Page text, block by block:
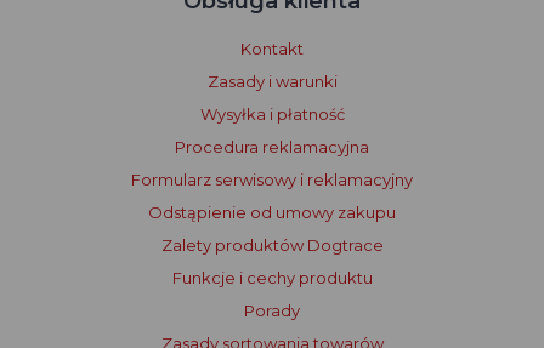
Kontakt
Zasady i warunki
Wysyłka i płatność
Procedura reklamacyjna
Formularz serwisowy i reklamacyjny
Odstąpienie od umowy zakupu
Zalety produktów Dogtrace
Funkcje i cechy produktu
Porady
Zasady sortowania towarów